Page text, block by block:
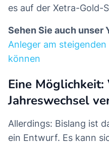
es auf der Xetra-Gold-
Sehen Sie auch unser
Anleger am
können
Eine Möglichkeit:
Jahreswechsel
Allerdings: Bislang ist
ein Entwurf. Es kann